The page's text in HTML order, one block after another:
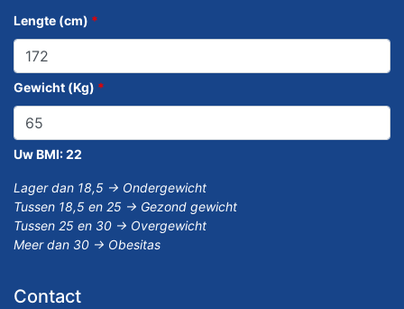
Lengte (cm) *
Gewicht (Kg) *
Uw BMI:22
Lager dan 18,5 -> Ondergewicht
Tussen 18,5 en 25 -> Gezond gewicht
Tussen 25 en 30 -> Overgewicht
Meer dan 30 -> Obesitas
Contact